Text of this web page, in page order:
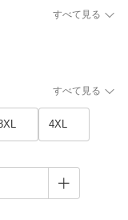
すべて見る
すべて見る
4XL